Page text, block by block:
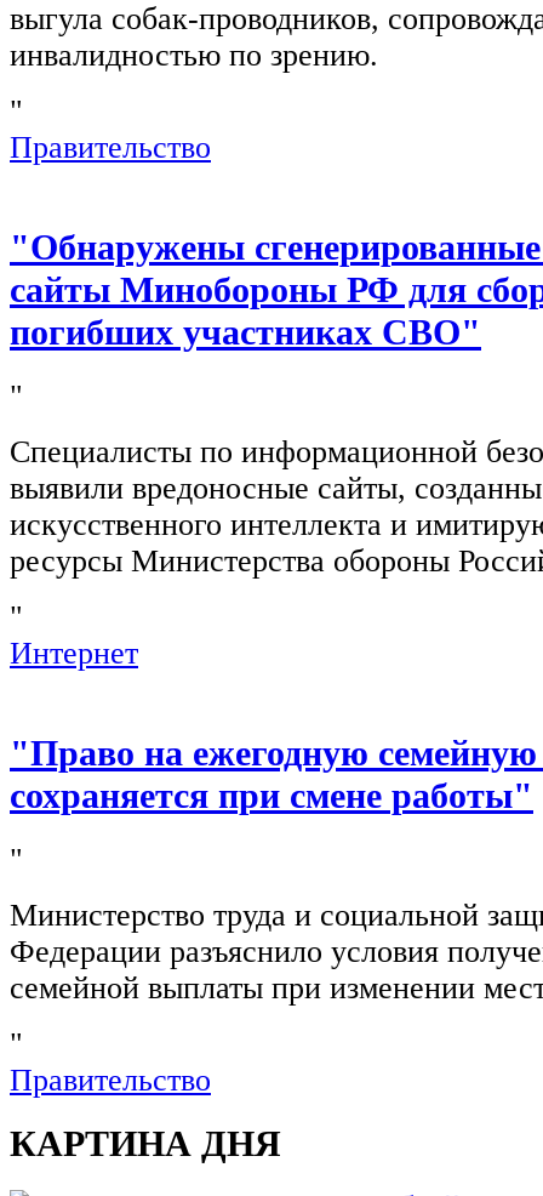
выгула собак-проводников,
инвалидностью по зрению.
"
Правительство
"Обнаружены
сайты Минобороны РФ для
погибших участниках СВО"
"
Специалисты по информационной
выявили вредоносные сайты,
искусственного интеллекта и
ресурсы Министерства обороны
"
Интернет
"Право на ежегодную
сохраняется при смене работы"
"
Министерство труда и социальной
Федерации разъяснило условия
семейной выплаты при изменении
"
Правительство
КАРТИНА ДНЯ